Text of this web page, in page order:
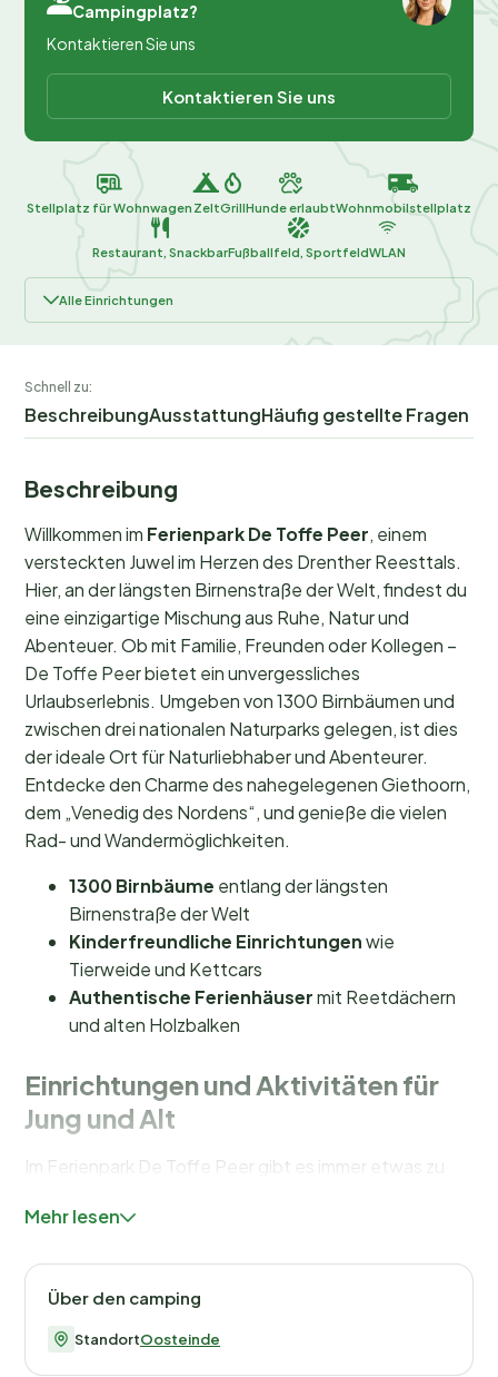
Campingplatz?
Kontaktieren Sie uns
Kontaktieren Sie uns
Stellplatz für Wohnwagen ZeltGrillHunde erlaubtWohnmobilstellplatz
Restaurant, SnackbarFußballfeld, SportfeldWLAN
Alle Einrichtungen
Schnell zu:
BeschreibungAusstattungHäufig gestellte Fragen
Beschreibung
Willkommen im Ferienpark De Toffe Peer, einem
versteckten Juwel im Herzen des Drenther Reesttals.
Hier, an der längsten Birnenstraße der Welt, findest du
eine einzigartige Mischung aus Ruhe, Natur und
Abenteuer. Ob mit Familie, Freunden oder Kollegen –
De Toffe Peer bietet ein unvergessliches
Urlaubserlebnis. Umgeben von 1300 Birnbäumen und
zwischen drei nationalen Naturparks gelegen, ist dies
der ideale Ort für Naturliebhaber und Abenteurer.
Entdecke den Charme des nahegelegenen Giethoorn,
dem „Venedig des Nordens“, und genieße die vielen
Rad- und Wandermöglichkeiten.
1300 Birnbäume entlang der längsten
Birnenstraße der Welt
Kinderfreundliche Einrichtungenwie
Tierweide und Kettcars
Authentische Ferienhäusermit Reetdächern
und alten Holzbalken
Einrichtungen und Aktivitäten für
Jung und Alt
Im Ferienpark De Toffe Peer gibt es immer etwas zu
Spielplatzmit verschiedenen Spielgeräten sowie eine
Hühnern und Enten helfen können. Kleine Abenteurer
erkunden das Gelände mit einem der verfügbaren
Kettcarsoder spielen im
Spielhäuschen
Mehr lesen
Über den camping
StandortOosteinde